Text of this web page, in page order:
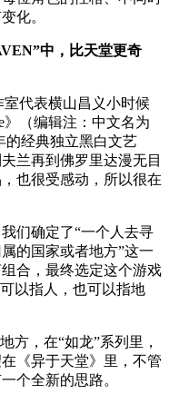
化。
中，比天堂更奇
代表横山昌义小时候
》（编辑注：中文名为
的经典独立黑白文艺
兰再到佛罗里达漫无目
也很受感动，所以很在
们确定了“一个人去寻
的国家或者地方”这一
合，最终选定这个游戏
以指人，也可以指地
方，在“如龙”系列里，
《异于天堂》里，不管
个全新的思路。